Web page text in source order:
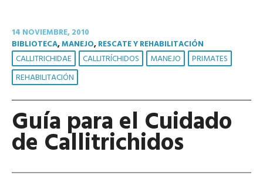
14 NOVIEMBRE, 2010
BIBLIOTECA,MANEJO,RESCATE Y REHABILITACIÓN
CALLITRICHIDAE CALLITRÍCHIDOS MANEJO
PRIMATES
REHABILITACIÓN
Guía para el Cuidado
de Callitrichidos